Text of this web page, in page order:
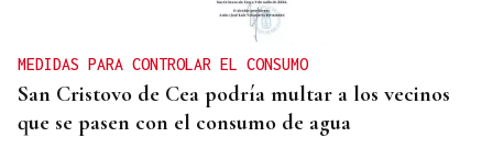
MEDIDAS PARA CONTROLAR EL CONSUMO
San Cristovo de Cea podría multar a los vecinos
que se pasen con el consumo de agua